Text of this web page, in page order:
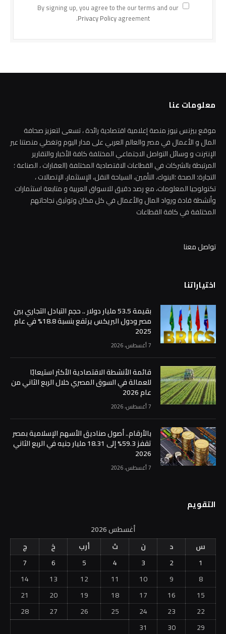
By signing up, you agree to the our terms and our
Privacy Policyagreement.
معلومات عنا
موقع بيزنس نيوز منصة إعلامية اقتصادية رائدة ، تسعى لتعزيز صحافة
المال و الأعمال في مصر والعالم العربي على مدار اليوم وتغطي منصتنا عبر
الإنترنت و وسائل التواصل الاجتماعي المختلفة كافة الأخبار والتقارير
المرتبطة بالشركات في القطاعات الاقتصادية المختلفة (العقارات ، الصناعة ؛
التجارة؛ الصحة ؛البنوك، التأمين، السياحة النقل، الإستثمار، الإتصالات ،
تكنولوجيا المعلومات، مع رصد دقيق للاسواق العربية و متابعة استثمارات
وأنشطة قادة ورواد المال والأعمال في كل مكان وتوثيق نجاحاتهم
المختلفة في كافة القطاعات
تواصل معنا
اختياراتنا
بقيمة 53.5 مليار دولار .. حجم التبادل التجاري بين
مصر ودول البريكس يرتفع بنسبة 18.8% في عام
2025
7 أغسطس، 2026
قائمة الأنشطة الاقتصادية الأكثر استيعابًا
للعمالة في السوق المصري خلال الربع الثاني من
عام 2026
7 أغسطس، 2026
بالأرقام.. أصول صناديق الأسهم الإسلامية بمصر
تقفز 59.3% إلى 18.31 مليار جنيه في الربع الثاني
2026
7 أغسطس، 2026
التقويم
أغسطس 2026
س
د ن ث أرب خ
ج
1
2
3
4
5
6
7
8
9
10
11
12
13
14
15
16
17
18
19
20
21
22
23
24
25
26
27
28
29
30
31